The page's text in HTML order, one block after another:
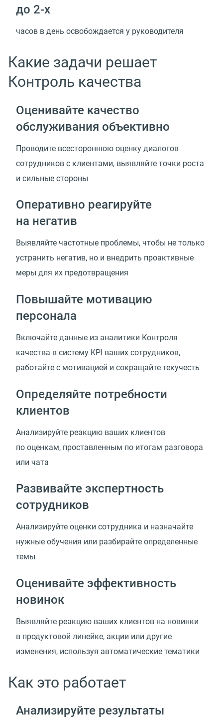
до 2-х
часов в день освобождается у руководителя
Какие задачи решает
Контроль качества
Оценивайте качество
обслуживания объективно
Проводите всестороннюю оценку диалогов
сотрудников с клиентами, выявляйте точки роста
и сильные стороны
Оперативно реагируйте
на негатив
Выявляйте частотные проблемы, чтобы не только
устранить негатив, но и внедрить проактивные
меры для их предотвращения
Повышайте мотивацию
персонала
Включайте данные из аналитики Контроля
качества в систему KPI ваших сотрудников,
работайте с мотивацией и сокращайте текучесть
Определяйте потребности
клиентов
Анализируйте реакцию ваших клиентов
по оценкам, проставленным по итогам разговора
или чата
Развивайте экспертность
сотрудников
Анализируйте оценки сотрудника и назначайте
нужные обучения или разбирайте определенные
темы
Оценивайте эффективность
новинок
Выявляйте реакцию ваших клиентов на новинки
в продуктовой линейке, акции или другие
изменения, используя автоматические тематики
Как это работает
Анализируйте результаты